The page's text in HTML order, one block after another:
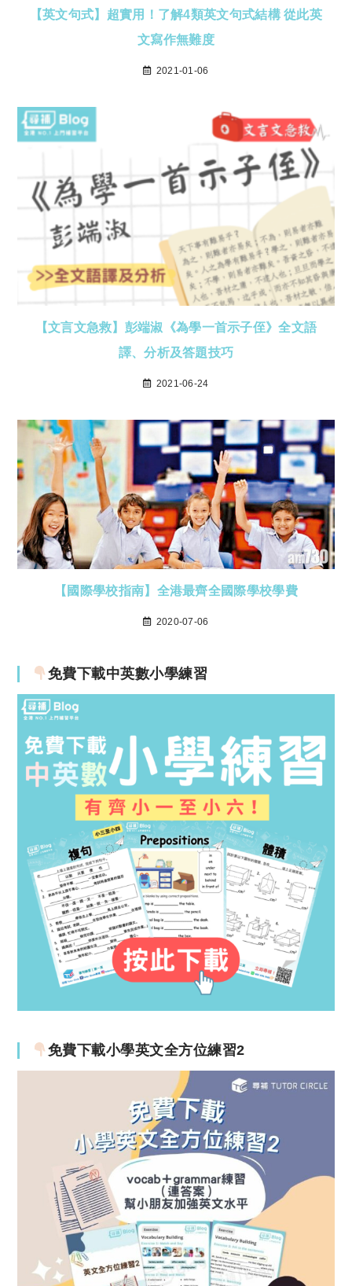
【英文句式】超實用！了解4類英文句式結構 從此英
文寫作無難度
2021-01-06
【文言文急救】彭端淑《為學一首示子侄》全文語
譯、分析及答題技巧
2021-06-24
【國際學校指南】全港最齊全國際學校學費
2020-07-06
免費下載中英數小學練習
免費下載小學英文全方位練習2